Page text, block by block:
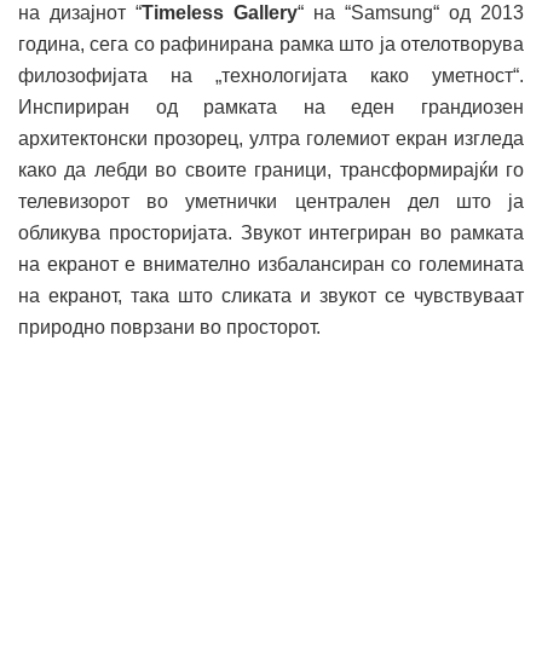
на дизајнот “Timeless Gallery“ на “Samsung“ од 2013
година, сега со рафинирана рамка што ја отелотворува
филозофијата на „технологијата како уметност“.
Инспириран од рамката на еден грандиозен
архитектонски прозорец, ултра големиот екран изгледа
како да лебди во своите граници, трансформирајќи го
телевизорот во уметнички централен дел што ја
обликува просторијата. Звукот интегриран во рамката
на екранот е внимателно избалансиран со големината
на екранот, така што сликата и звукот се чувствуваат
природно поврзани во просторот.